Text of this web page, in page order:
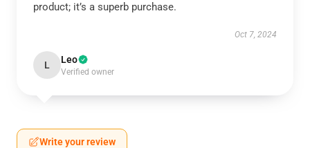
product; it’s a superb purchase.
Oct 7, 2024
L Leo
Verified owner
Write your review